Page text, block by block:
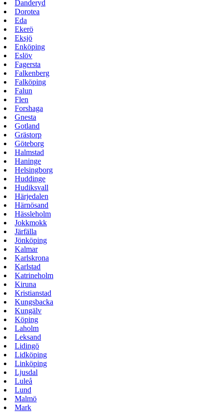
Danderyd
Dorotea
Eda
Ekerö
Eksjö
Enköping
Eslöv
Fagersta
Falkenberg
Falköping
Falun
Flen
Forshaga
Gnesta
Gotland
Grästorp
Göteborg
Halmstad
Haninge
Helsingborg
Huddinge
Hudiksvall
Härjedalen
Härnösand
Hässleholm
Jokkmokk
Järfälla
Jönköping
Kalmar
Karlskrona
Karlstad
Katrineholm
Kiruna
Kristianstad
Kungsbacka
Kungälv
Köping
Laholm
Leksand
Lidingö
Lidköping
Linköping
Ljusdal
Luleå
Lund
Malmö
Mark